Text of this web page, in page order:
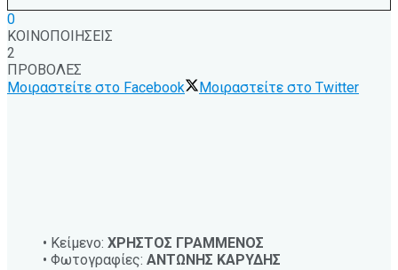
0
ΚΟΙΝΟΠΟΙΗΣΕΙΣ
2
ΠΡΟΒΟΛΕΣ
Μοιραστείτε στο Facebook
Μοιραστείτε στο Twitter
• Κείμενο: ΧΡΗΣΤΟΣ ΓΡΑΜΜΕΝΟΣ
• Φωτογραφίες: ΑΝΤΩΝΗΣ ΚΑΡΥΔΗΣ